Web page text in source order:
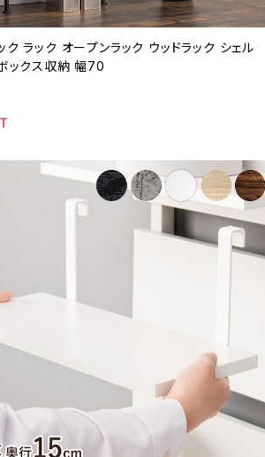
ク ラック オープンラック ウッドラック シェル
ックス収納 幅70